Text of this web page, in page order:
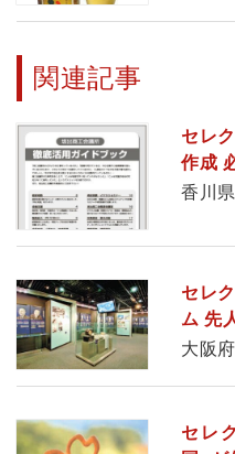
関連記事
セレ
作成
香川
セレ
ム 先
大阪
セレ